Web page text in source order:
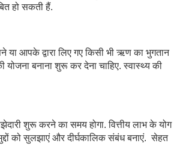
हो सकती हैं.
आपके द्वारा लिए गए किसी भी ऋण का भुगतान
बनाना शुरू कर देना चाहिए. स्वास्थ्य की
शुरू करने का समय होगा. वित्तीय लाभ के योग
को सुलझाएं और दीर्घकालिक संबंध बनाएं. सेहत